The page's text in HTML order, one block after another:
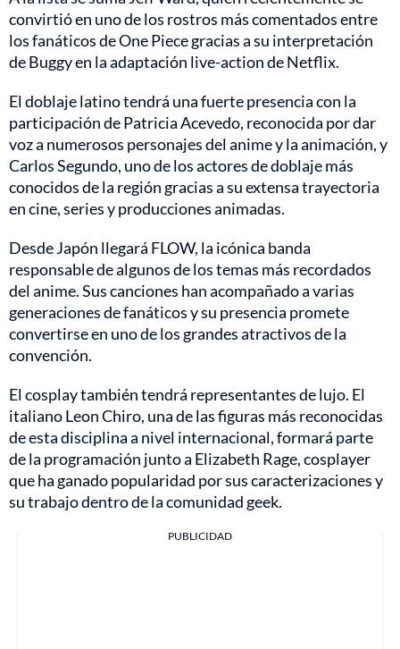
convirtió en uno de los rostros más comentados entre
los fanáticos de One Piece gracias a su interpretación
de Buggy en la adaptación live-action de Netflix.
El doblaje latino tendrá una fuerte presencia con la
participación de Patricia Acevedo, reconocida por dar
voz a numerosos personajes del anime y la animación, y
Carlos Segundo, uno de los actores de doblaje más
conocidos de la región gracias a su extensa trayectoria
en cine, series y producciones animadas.
Desde Japón llegará FLOW, la icónica banda
responsable de algunos de los temas más recordados
del anime. Sus canciones han acompañado a varias
generaciones de fanáticos y su presencia promete
convertirse en uno de los grandes atractivos de la
convención.
El cosplay también tendrá representantes de lujo. El
italiano Leon Chiro, una de las figuras más reconocidas
de esta disciplina a nivel internacional, formará parte
de la programación junto a Elizabeth Rage, cosplayer
que ha ganado popularidad por sus caracterizaciones y
su trabajo dentro de la comunidad geek.
PUBLICIDAD